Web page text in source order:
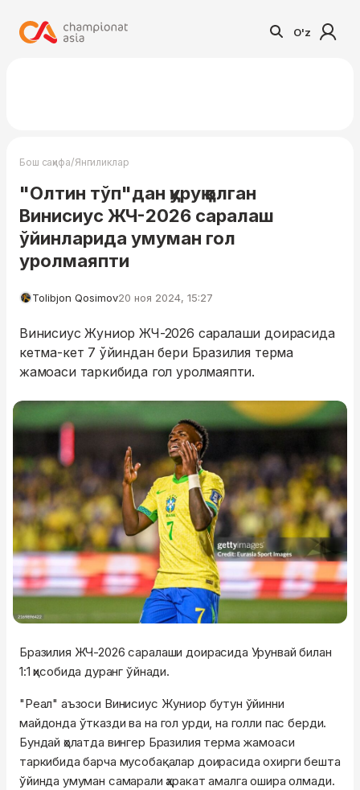
O'z
Бош саҳифа/Янгиликлар
"Олтин тўп"дан қуруқ қолган
Винисиус ЖЧ-2026 саралаш
ўйинларида умуман гол
уролмаяпти
Tolibjon Qosimov20 ноя 2024, 15:27
Винисиус Жуниор ЖЧ-2026 саралаши доирасида
кетма-кет 7 ўйиндан бери Бразилия терма
жамоаси таркибида гол уролмаяпти.
Бразилия ЖЧ-2026 саралаши доирасида Урунвай билан
1:1 ҳисобида дуранг ўйнади.
"Реал" аъзоси Винисиус Жуниор бутун ўйинни
майдонда ўтказди ва на гол урди, на голли пас берди.
Бундай ҳолатда вингер Бразилия терма жамоаси
таркибида барча мусобақалар доирасида охирги бешта
ўйинда умуман самарали ҳаракат амалга ошира олмади.